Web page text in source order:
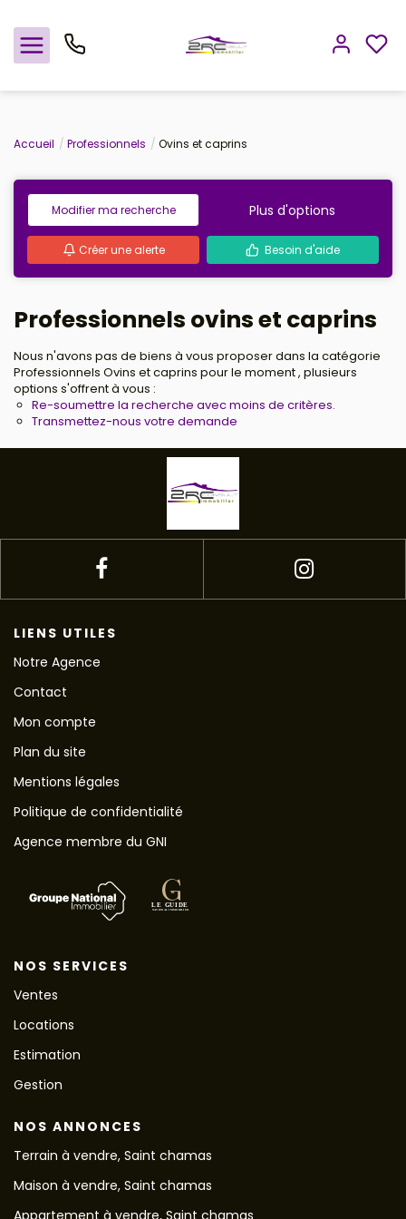
Nos offres
Notre agence
Rejoindre le groupement
Avis clients
Estimation
Avis clients
Accueil Professionnels Ovins et caprins
Modifier ma recherche Plus d'options
Créer une alerte Besoin d'aide
Professionnels ovins et caprins
Nous n'avons pas de biens à vous proposer dans la catégorie
Professionnels Ovins et caprins pour le moment , plusieurs
options s'offrent à vous :
Re-soumettre la recherche avec moins de critères.
Transmettez-nous votre demande
LIENS UTILES
Notre Agence
Contact
Mon compte
Plan du site
Mentions légales
Politique de confidentialité
Agence membre du GNI
NOS SERVICES
Ventes
Locations
Estimation
Gestion
NOS ANNONCES
Terrain à vendre, Saint chamas
Maison à vendre, Saint chamas
Appartement à vendre, Saint chamas